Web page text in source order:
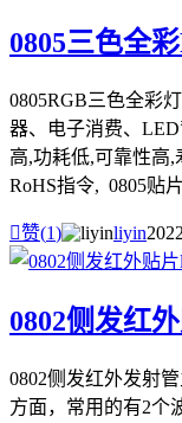
0805三色全
0805RGB三色全彩
器、电子消费、
高,功耗低,可靠性高,
RoHS指令, 0805贴
赞(1) liyin
0802侧发红
0802侧发红外发射
方面，常用的有2个